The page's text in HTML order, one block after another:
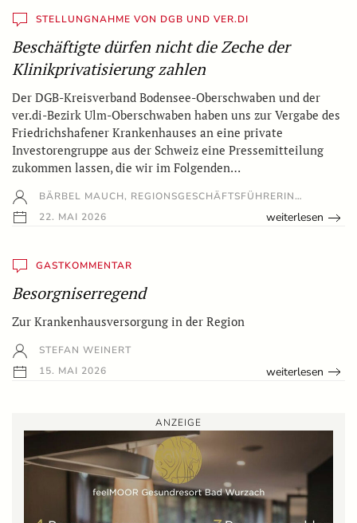
STELLUNGNAHME VON DGB UND VER.DI
Beschäftigte dürfen nicht die Zeche der
Klinikprivatisierung zahlen
Der DGB-Kreisverband Bodensee-Oberschwaben und der
ver.di-Bezirk Ulm-Oberschwaben haben uns zur Vergabe des
Friedrichshafener Krankenhauses an eine private
Investorengruppe aus der Schweiz eine Pressemitteilung
zukommen lassen, die wir im Folgenden…
BÄRBEL MAUCH, REGIONSGESCHÄFTSFÜHRERIN…
22. MAI 2026
weiterlesen
GASTKOMMENTAR
Besorgniserregend
Zur Krankenhausversorgung in der Region
STEFAN WEINERT
15. MAI 2026
weiterlesen
ANZEIGE